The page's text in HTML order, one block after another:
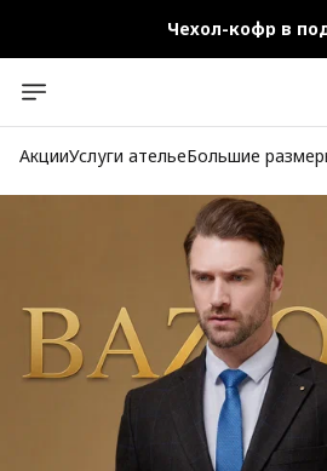
Чехол-кофр в
Бесплатная доставка при
АкцииУслуги ательеБольшие